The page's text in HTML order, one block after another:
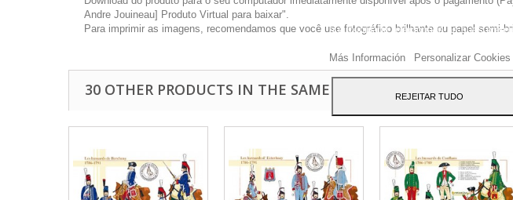
Andre Jouineau] Produto Virtual para baixar".
Para imprimir as imagens, recomendamos que você use fotográfico brilhante ou papel semi-
30 OTHER PRODUCTS IN THE SAME CATEGORY:
a publicidade relacionada às suas
Más Información
Personalizar Cookies
REJEITAR TUDO